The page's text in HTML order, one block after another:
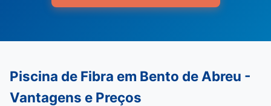
Piscina de Fibra em Bento de Abreu -
Vantagens e Preços